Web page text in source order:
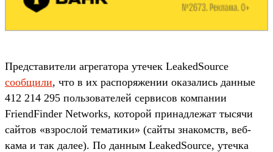
Представители агрегатора утечек LeakedSource
сообщили, что в их распоряжении оказались данные
412 214 295 пользователей сервисов компании
FriendFinder Networks, которой принадлежат тысячи
сайтов «взрослой тематики» (сайты знакомств, веб-
кама и так далее). По данным LeakedSource, утечка